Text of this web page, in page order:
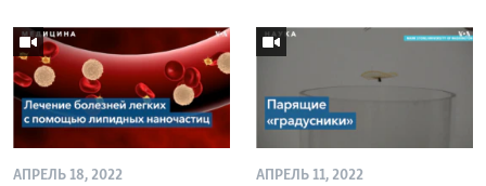
АПРЕЛЬ 18, 2022 АПРЕЛЬ 11, 2022